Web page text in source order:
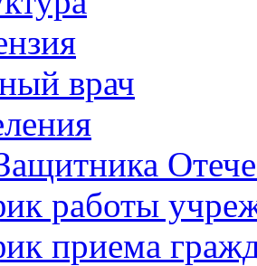
врач
работы
приема